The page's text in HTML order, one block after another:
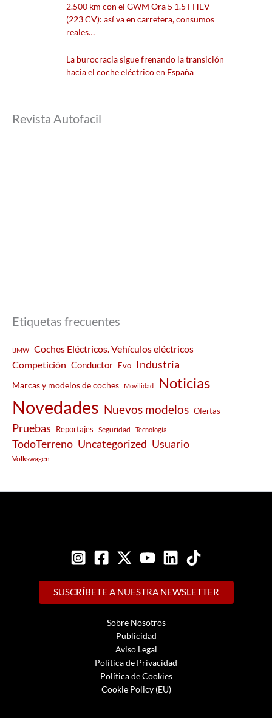
2.500 km con el GWM Ora 5 1.5T HEV
(223 CV): así va en carretera, consumos
reales…
La burocracia sigue frenando la transición
hacia el coche eléctrico en España
Revista Autofacil
Etiquetas frecuentes
BMW
Coches Eléctricos. Vehículos eléctricos
Competición Conductor Evo Industria
Marcas y modelos de coches Movilidad Noticias
Novedades Nuevos modelos Ofertas
Pruebas Reportajes Seguridad Tecnología
TodoTerreno Uncategorized Usuario
Volkswagen
SUSCRÍBETE A NUESTRA NEWSLETTER
Sobre Nosotros
Publicidad
Aviso Legal
Política de Privacidad
Política de Cookies
Cookie Policy (EU)